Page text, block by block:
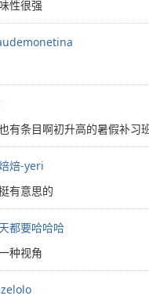
性很强
有条目啊初升高的暑假补习
焙-yeri
有意思的
都要哈哈哈
种视角